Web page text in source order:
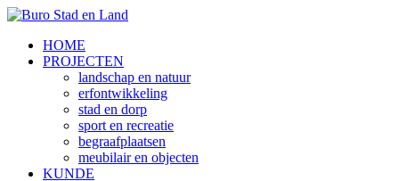
HOME
PROJECTEN
landschap en natuur
erfontwikkeling
stad en dorp
sport en recreatie
begraafplaatsen
meubilair en objecten
KUNDE